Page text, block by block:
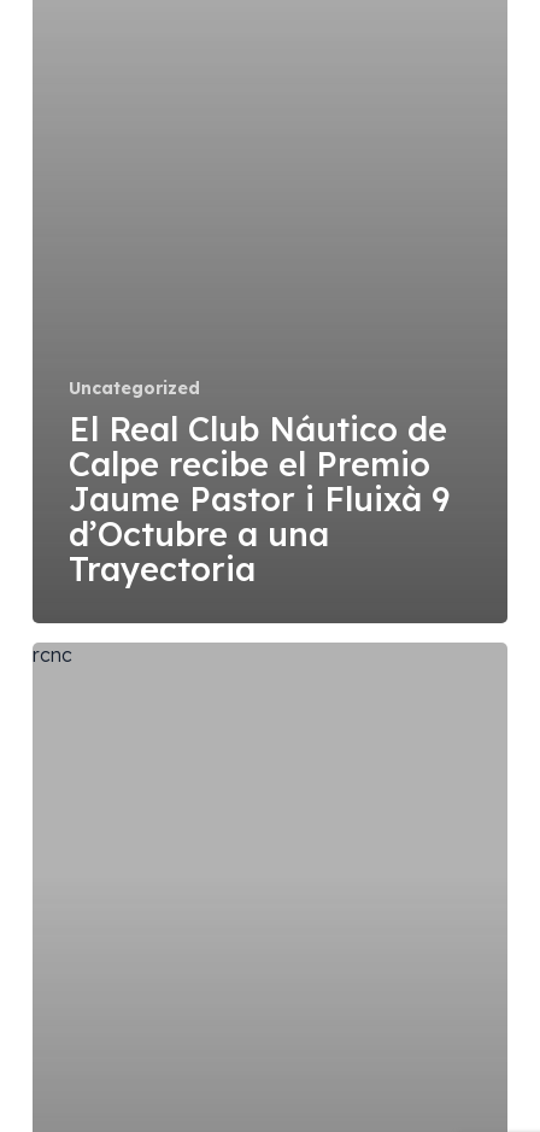
Uncategorized
El Real Club Náutico de
Calpe recibe el Premio
Jaume Pastor i Fluixà 9
d’Octubre a una
Trayectoria